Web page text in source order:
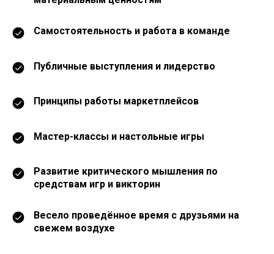
Самостоятельность и работа в команде
Публичные выступления и лидерство
Принципы работы маркетплейсов
Мастер-классы и настольные игры
Развитие критического мышления по
средствам игр и викторин
Весело проведённое время с друзьями на
свежем воздухе